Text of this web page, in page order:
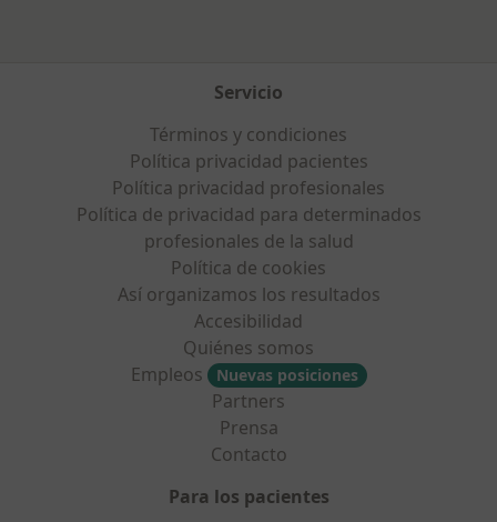
Servicio
Términos y condiciones
Política privacidad pacientes
Política privacidad profesionales
Política de privacidad para determinados
profesionales de la salud
Política de cookies
Así organizamos los resultados
Accesibilidad
Quiénes somos
Empleos
Nuevas posiciones
Partners
Prensa
Contacto
Para los pacientes